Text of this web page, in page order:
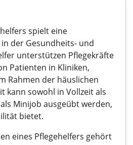
spielt eine
der Gesundheits- und
unterstützen Pflegekräfte
Patienten in Kliniken,
Rahmen der häuslichen
kann sowohl in Vollzeit als
Minijob ausgeübt werden,
bietet.
eines Pflegehelfers gehört